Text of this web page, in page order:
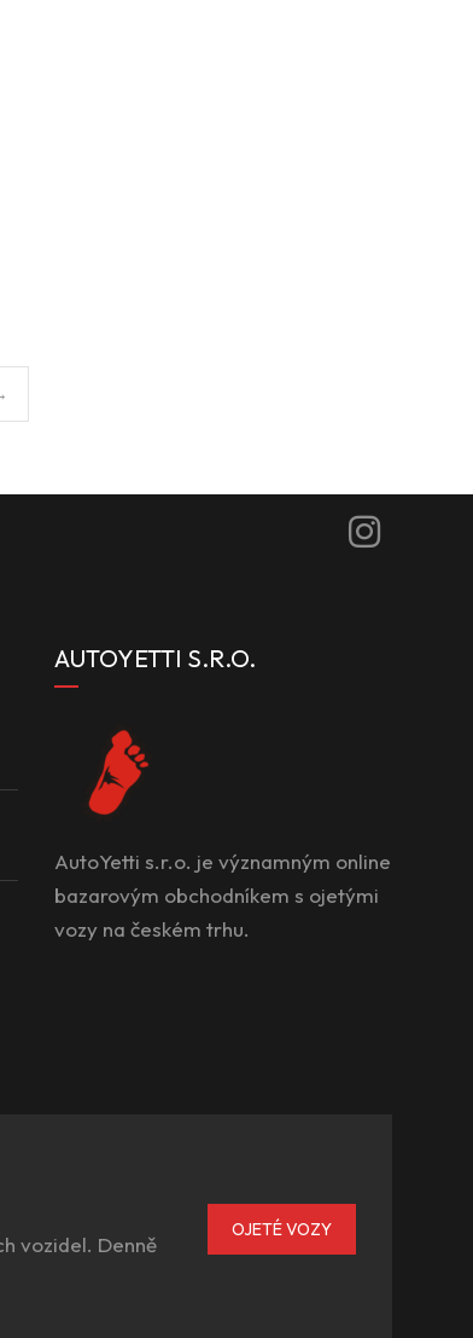
AUTOYETTI S.R.O.
AutoYetti s.r.o. je významným online
bazarovým obchodníkem s ojetými
vozy na českém trhu.
vozidel. Denně
OJETÉ VOZY